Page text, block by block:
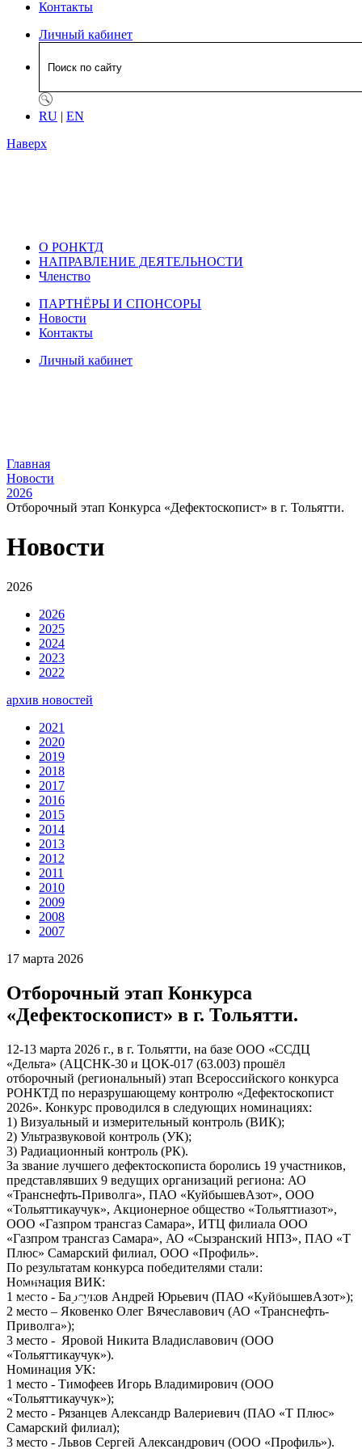
Ru En
Контакты
Личный кабинет
RU | EN
Наверх
О РОНКТД
НАПРАВЛЕНИЕ ДЕЯТЕЛЬНОСТИ
Членство
ПАРТНЁРЫ И СПОНСОРЫ
Новости
Контакты
Личный кабинет
Главная
Новости
2026
Отборочный этап Конкурса «Дефектоскопист» в г. Тольятти.
Новости
2026
2026
2025
2024
2023
2022
архив новостей
2021
2020
2019
2018
2017
2016
2015
2014
2013
2012
2011
2010
2009
2008
2007
17 марта 2026
Отборочный этап Конкурса
«Дефектоскопист» в г. Тольятти.
12-13 марта 2026 г., в г. Тольятти, на базе ООО «ССДЦ
«Дельта» (АЦСНК-30 и ЦОК-017 (63.003) прошёл
отборочный (региональный) этап Всероссийского конкурса
РОНКТД по неразрушающему контролю «Дефектоскопист
2026». Конкурс проводился в следующих номинациях:
1) Визуальный и измерительный контроль (ВИК);
2) Ультразвуковой контроль (УК);
3) Радиационный контроль (РК).
За звание лучшего дефектоскописта боролись 19 участников,
представлявших 9 ведущих организаций региона: АО
«Транснефть-Приволга», ПАО «КуйбышевАзот», ООО
«Тольяттикаучук», Акционерное общество «Тольяттиазот»,
ООО «Газпром трансгаз Самара», ИТЦ филиала ООО
«Газпром трансгаз Самара», АО «Сызранский НПЗ», ПАО «Т
Плюс» Самарский филиал, ООО «Профиль».
По результатам конкурса победителями стали:
Номинация ВИК:
1 место - Барсуков Андрей Юрьевич (ПАО «КуйбышевАзот»);
2 место – Яковенко Олег Вячеславович (АО «Транснефть-
Приволга»);
3 место - Яровой Никита Владиславович (ООО
«Тольяттикаучук»).
Номинация УК:
1 место - Тимофеев Игорь Владимирович (ООО
«Тольяттикаучук»);
2 место - Рязанцев Александр Валериевич (ПАО «Т Плюс»
Самарский филиал);
3 место - Львов Сергей Александрович (ООО «Профиль»).